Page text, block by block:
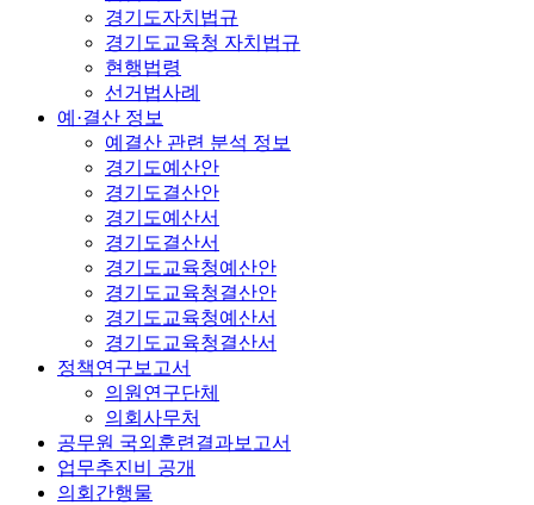
경기도자치법규
경기도교육청 자치법규
현행법령
선거법사례
예·결산 정보
예결산 관련 분석 정보
경기도예산안
경기도결산안
경기도예산서
경기도결산서
경기도교육청예산안
경기도교육청결산안
경기도교육청예산서
경기도교육청결산서
정책연구보고서
의원연구단체
의회사무처
공무원 국외훈련결과보고서
업무추진비 공개
의회간행물